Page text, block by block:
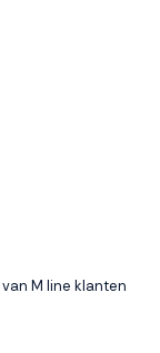
M line klanten